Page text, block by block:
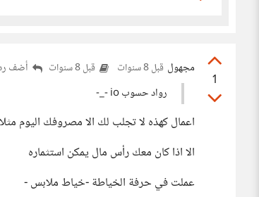
1
مجهول قبل 8 سنوات قبل 8 سنوات
أضف
رواد حسوب io -_-
اعمال كهذه لا تجلب لك الا مصروفك اليوم مثلا
الا اذا كان معك رأس مال يمكن استثماره
عملت في حرفة الخياطة -خياط ملابس -